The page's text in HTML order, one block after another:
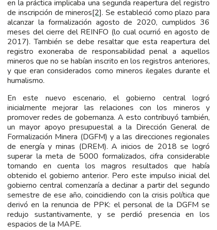
en la práctica implicaba una segunda reapertura del registro
de inscripción de mineros[2]. Se estableció como plazo para
alcanzar la formalización agosto de 2020, cumplidos 36
meses del cierre del REINFO (lo cual ocurrió en agosto de
2017). También se debe resaltar que esta reapertura del
registro exoneraba de responsabilidad penal a aquellos
mineros que no se habían inscrito en los registros anteriores,
y que eran considerados como mineros ilegales durante el
humalismo.
En este nuevo escenario, el gobierno central logró
inicialmente mejorar las relaciones con los mineros y
promover redes de gobernanza. A esto contribuyó también,
un mayor apoyo presupuestal a la Dirección General de
Formalización Minera (DGFM) y a las direcciones regionales
de energía y minas (DREM). A inicios de 2018 se logró
superar la meta de 5000 formalizados, cifra considerable
tomando en cuenta los magros resultados que había
obtenido el gobierno anterior. Pero este impulso inicial del
gobierno central comenzaría a declinar a partir del segundo
semestre de ese año, coincidiendo con la crisis política que
derivó en la renuncia de PPK: el personal de la DGFM se
redujo sustantivamente, y se perdió presencia en los
espacios de la MAPE.